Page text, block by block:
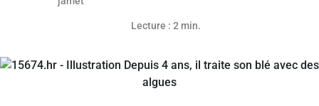
Lecture : 2 min.